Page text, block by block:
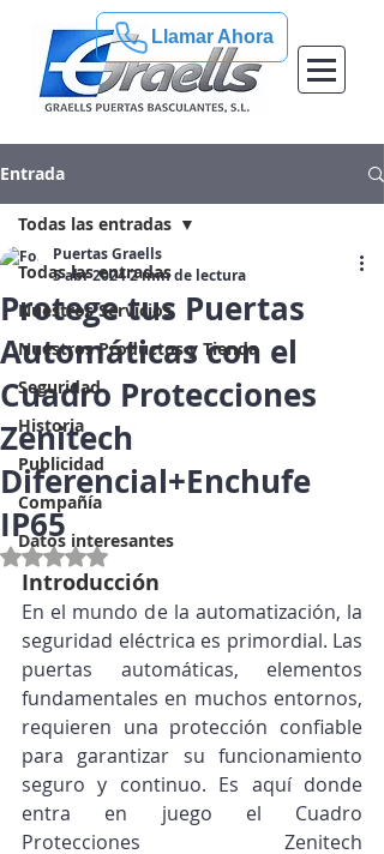
Llamar Ahora
Entrada
Todas las entradas
Nuestros Servicios
Nuestros Productos y Tienda
Seguridad
Historia
Publicidad
Compañía
Datos interesantes
Todas las entradas
Protege tus Puertas
Automáticas con el
Cuadro Protecciones
Zenitech
Diferencial+Enchufe
IP65
Puertas Graells
5 abr 20242 min de lectura
Obtuvo NaN de 5 estrellas.
Introducción
En el mundo de la automatización, la
seguridad eléctrica es primordial. Las
puertas automáticas, elementos
fundamentales en muchos entornos,
requieren una protección confiable
para garantizar su funcionamiento
seguro y continuo. Es aquí donde
entra en juego el Cuadro
Protecciones Zenitech